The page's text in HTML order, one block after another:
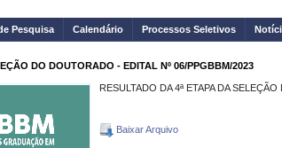
Pesquisa Calendário Processos Seletivos
DO DOUTORADO - EDITAL Nº 06/PPGBBM/2023
RESULTADO DA 4ª ETAPA DA
Baixar Arquivo